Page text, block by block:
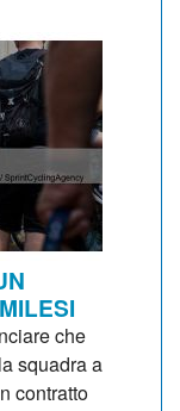
che
squadra a
contratto